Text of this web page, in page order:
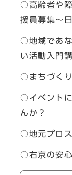
○高齢者や
援員募集～
○地域であ
い活動入門
○まちづく
○イベント
んか？
○地元プロ
○右京の安